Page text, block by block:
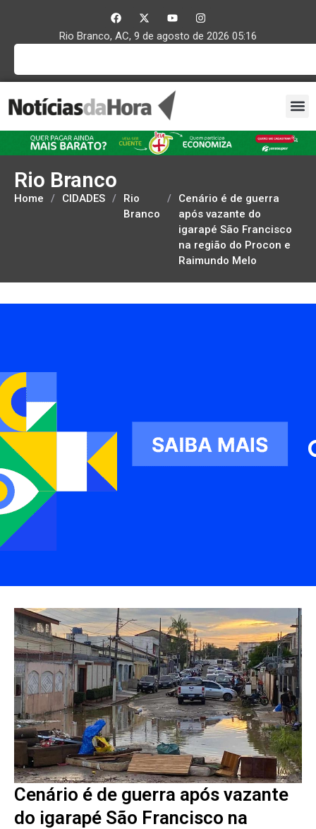
Rio Branco, AC, 9 de agosto de 2026 05:16
Rio Branco
Home / CIDADES /
Rio
Branco
/
Cenário é de guerra
após vazante do
igarapé São Francisco
na região do Procon e
Raimundo Melo
Cenário é de guerra após vazante
do igarapé São Francisco na